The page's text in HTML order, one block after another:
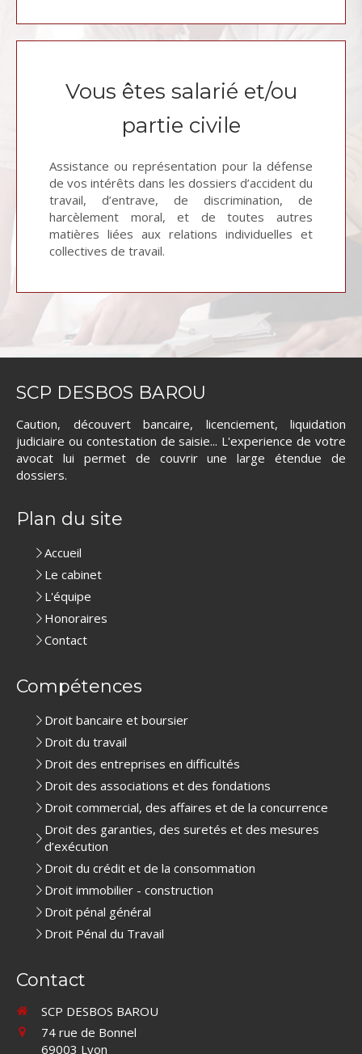
Vous êtes salarié et/ou
partie civile
Assistance ou représentation pour la défense
de vos intérêts dans les dossiers d’accident du
travail, d’entrave, de discrimination, de
harcèlement moral, et de toutes autres
matières liées aux relations individuelles et
collectives de travail.
SCP DESBOS BAROU
Caution, découvert bancaire, licenciement, liquidation
judiciaire ou contestation de saisie... L'experience de votre
avocat lui permet de couvrir une large étendue de
dossiers.
Plan du site
Accueil
Le cabinet
L'équipe
Honoraires
Contact
Compétences
Droit bancaire et boursier
Droit du travail
Droit des entreprises en difficultés
Droit des associations et des fondations
Droit commercial, des affaires et de la concurrence
Droit des garanties, des suretés et des mesures
d’exécution
Droit du crédit et de la consommation
Droit immobilier - construction
Droit pénal général
Droit Pénal du Travail
Contact
SCP DESBOS BAROU
74 rue de Bonnel
69003 Lyon